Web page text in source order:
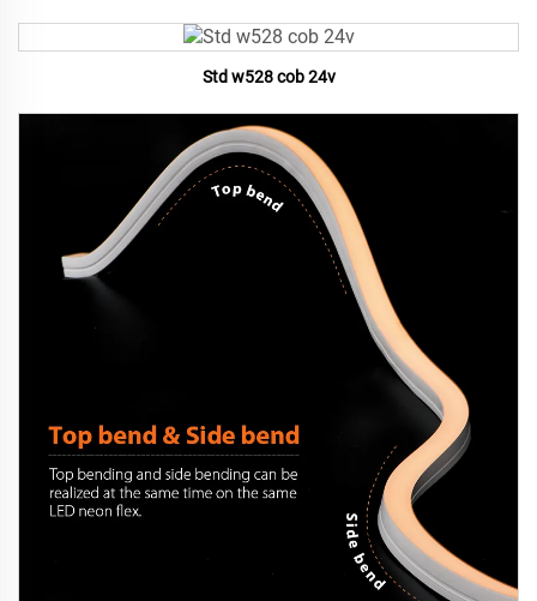
Std w528 cob 24v